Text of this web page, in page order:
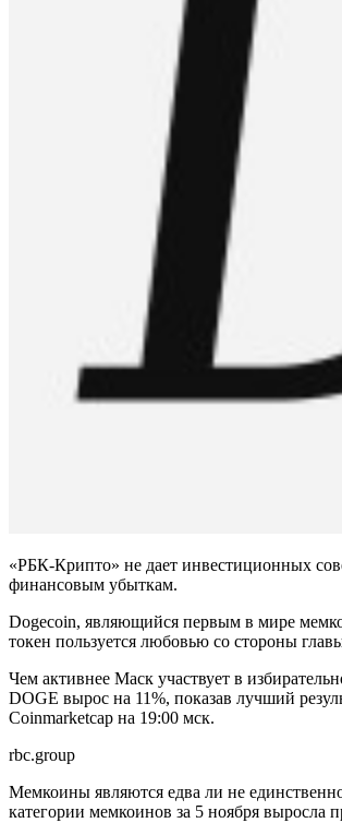
«РБК-Крипто» не дает инвестиционных
финансовым убыткам.
Dogecoin, являющийся первым в мире
токен пользуется любовью со стороны
Чем активнее Маск участвует в
DOGE вырос на 11%, показав лучший
Coinmarketcap на 19:00 мск.
rbc.group
Мемкоины являются едва ли не
категории мемкоинов за 5 ноября выросла